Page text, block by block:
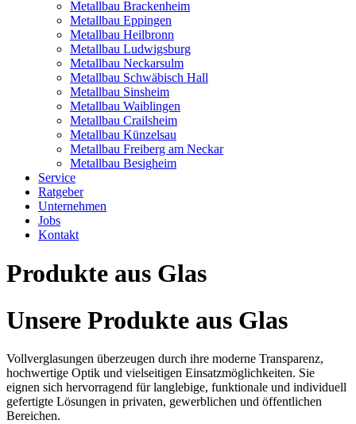
Metallbau Brackenheim
Metallbau Eppingen
Metallbau Heilbronn
Metallbau Ludwigsburg
Metallbau Neckarsulm
Metallbau Schwäbisch Hall
Metallbau Sinsheim
Metallbau Waiblingen
Metallbau Crailsheim
Metallbau Künzelsau
Metallbau Freiberg am Neckar
Metallbau Besigheim
Service
Ratgeber
Unternehmen
Jobs
Kontakt
Produkte aus Glas
Unsere Produkte aus Glas
Vollverglasungen überzeugen durch ihre moderne Transparenz,
hochwertige Optik und vielseitigen Einsatzmöglichkeiten. Sie
eignen sich hervorragend für langlebige, funktionale und individuell
gefertigte Lösungen in privaten, gewerblichen und öffentlichen
Bereichen.